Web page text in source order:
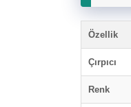
Özellik
Çırpıcı
Renk